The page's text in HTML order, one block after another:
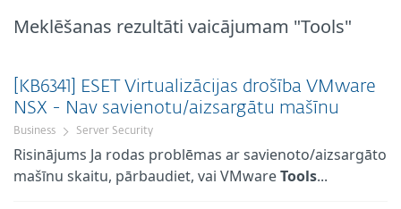
Meklēšanas rezultāti vaicājumam "Tools"
[KB6341] ESET Virtualizācijas drošība VMware
NSX - Nav savienotu/aizsargātu mašīnu
Business Server Security
Risinājums Ja rodas problēmas ar savienoto/aizsargāto
mašīnu skaitu, pārbaudiet, vai VMwareTools...